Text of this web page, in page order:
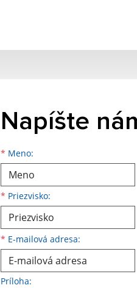
Napíšte
* Meno:
Meno
* Priezvisko:
Priezvisko
* E-mailová adresa:
E-mailová adresa
Príloha: